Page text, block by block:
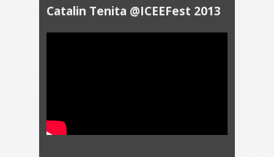
Catalin Tenita @ICEEFest 2013